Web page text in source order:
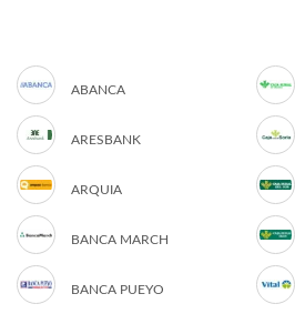
ABANCA
ARESBANK
ARQUIA
BANCA MARCH
BANCA PUEYO